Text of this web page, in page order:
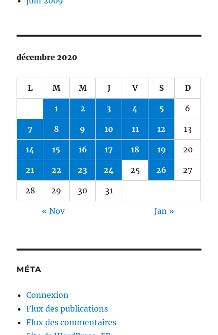
décembre 2020
L M M J V S D
1 2 3 4 5 6
7 8 9 10 11 12 13
14 15 16 17 18 19 20
21 22 23 24 25 26 27
28 29 30 31
« Nov Jan »
MÉTA
Connexion
Flux des publications
Flux des commentaires